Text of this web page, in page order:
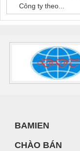
Công ty theo...
BAMIEN
CHÀO BÁN